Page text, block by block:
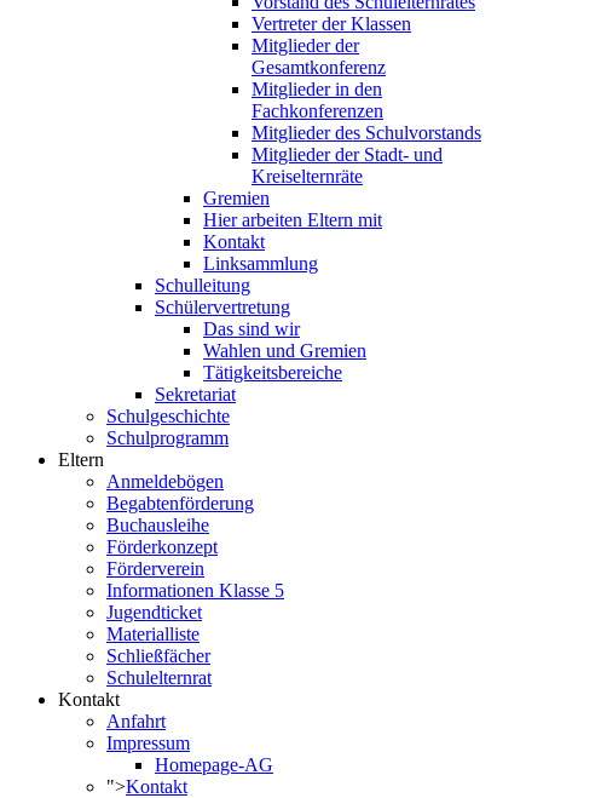
Vertreter der Klassen
Mitglieder der
Gesamtkonferenz
Mitglieder in den
Fachkonferenzen
Mitglieder des Schulvorstands
Mitglieder der Stadt- und
Kreiselternräte
Gremien
Hier arbeiten Eltern mit
Kontakt
Linksammlung
Schulleitung
Schülervertretung
Das sind wir
Wahlen und Gremien
Tätigkeitsbereiche
Sekretariat
Schulgeschichte
Schulprogramm
Eltern
Anmeldebögen
Begabtenförderung
Buchausleihe
Förderkonzept
Förderverein
Informationen Klasse 5
Jugendticket
Materialliste
Schließfächer
Schulelternrat
Kontakt
Anfahrt
Impressum
Homepage-AG
">Kontakt